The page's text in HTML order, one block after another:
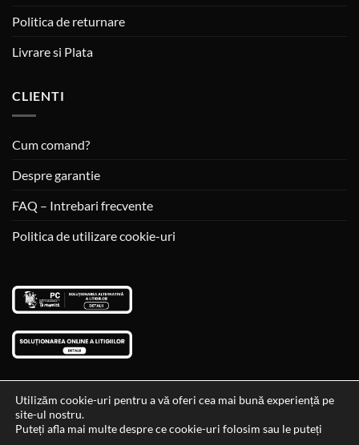
Politica de returnare
Livrare si Plata
CLIENTI
Cum comand?
Despre garantie
FAQ – Intrebari frecvente
Politica de utilizare cookie-uri
Utilizăm cookie-uri pentru a vă oferi cea mai bună experiență pe
site-ul nostru.
Puteți afla mai multe despre ce cookie-uri folosim sau le puteți